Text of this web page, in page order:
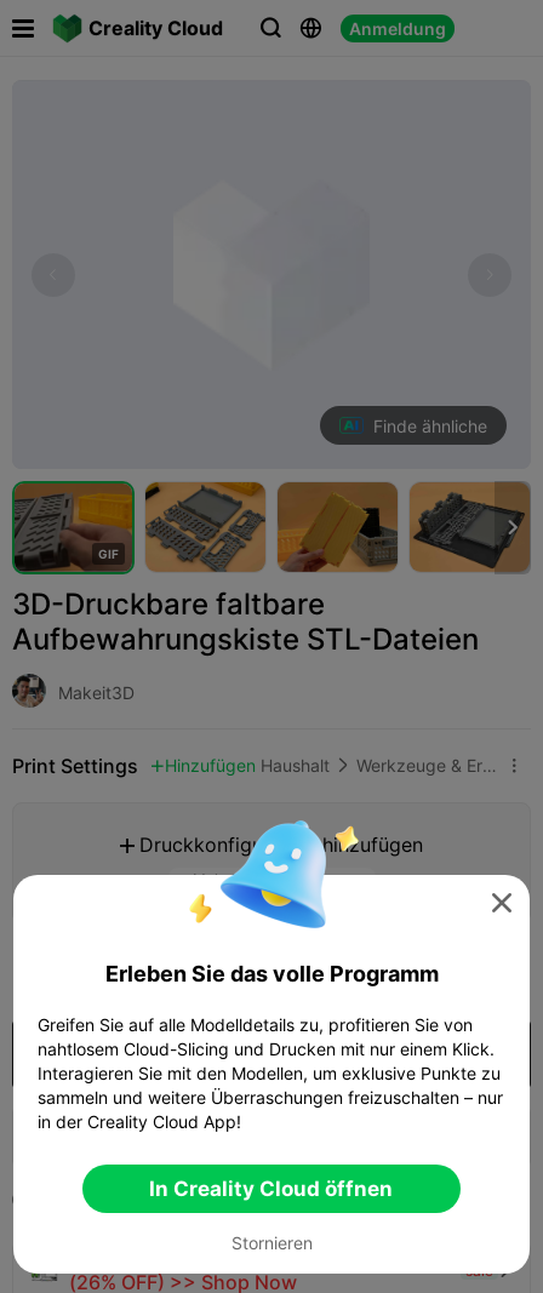
Creality Cloud   Anmeldung
Finde ähnliche
GIF

3D-Druckbare faltbare
Aufbewahrungskiste STL-Dateien
Makeit3D
Print Settings  Hinzufügen Haushalt  Werkzeuge & Ersatzteile 
 Druckkonfiguration hinzufügen
Mehr Punkte verdienen
399 
Kaufen
570 395
 2023-10-26 8
(26% OFF) >> Shop Now
sale 

Erleben Sie das volle Programm
Greifen Sie auf alle Modelldetails zu, profitieren Sie von
nahtlosem Cloud-Slicing und Drucken mit nur einem Klick.
Interagieren Sie mit den Modellen, um exklusive Punkte zu
sammeln und weitere Überraschungen freizuschalten – nur
in der Creality Cloud App!
In Creality Cloud öffnen
Stornieren